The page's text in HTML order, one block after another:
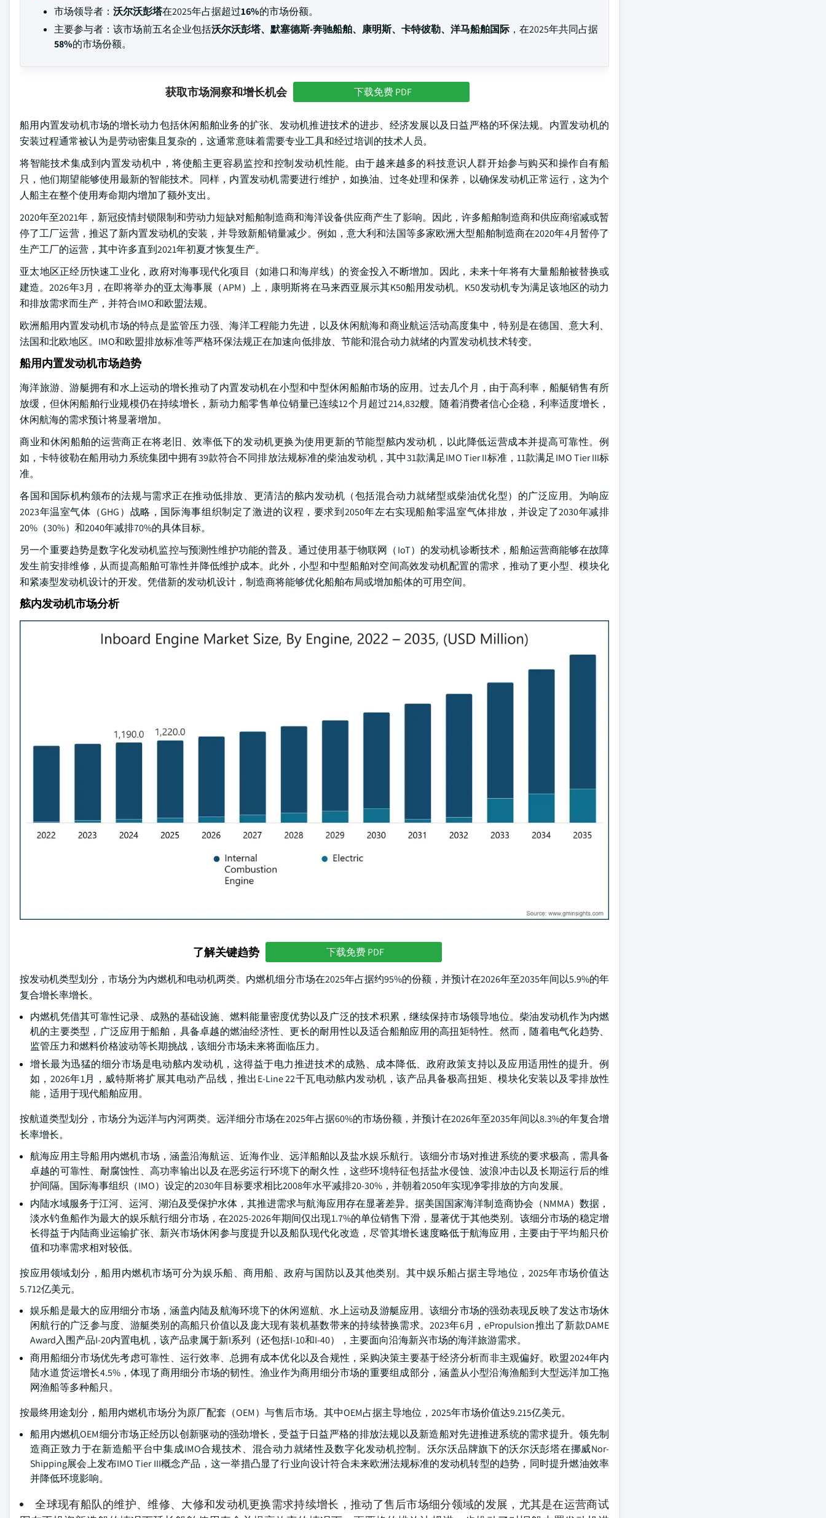
市场领导者： 沃尔沃彭塔在2025年占据超过16%的市场份额。
主要参与者：该市场前五名企业包括沃尔沃彭塔、默塞德斯-奔驰船舶、康明斯、卡特彼勒、洋马船舶国际 ，在2025年共同占据
58%的市场份额。
获取市场洞察和增长机会 下载免费 PDF
船用内置发动机市场的增长动力包括休闲船舶业务的扩张、发动机推进技术的进步、经济发展以及日益严格的环保法规。内置发动机的
安装过程通常被认为是劳动密集且复杂的，这通常意味着需要专业工具和经过培训的技术人员。
将智能技术集成到内置发动机中，将使船主更容易监控和控制发动机性能。由于越来越多的科技意识人群开始参与购买和操作自有船
只，他们期望能够使用最新的智能技术。同样，内置发动机需要进行维护，如换油、过冬处理和保养，以确保发动机正常运行，这为个
人船主在整个使用寿命期内增加了额外支出。
2020年至2021年，新冠疫情封锁限制和劳动力短缺对船舶制造商和海洋设备供应商产生了影响。因此，许多船舶制造商和供应商缩减或暂
停了工厂运营，推迟了新内置发动机的安装，并导致新船销量减少。例如，意大利和法国等多家欧洲大型船舶制造商在2020年4月暂停了
生产工厂的运营，其中许多直到2021年初夏才恢复生产。
亚太地区正经历快速工业化，政府对海事现代化项目（如港口和海岸线）的资金投入不断增加。因此，未来十年将有大量船舶被替换或
建造。2026年3月，在即将举办的亚太海事展（APM）上，康明斯将在马来西亚展示其K50船用发动机。K50发动机专为满足该地区的动力
和排放需求而生产，并符合IMO和欧盟法规。
欧洲船用内置发动机市场的特点是监管压力强、海洋工程能力先进，以及休闲航海和商业航运活动高度集中，特别是在德国、意大利、
法国和北欧地区。IMO和欧盟排放标准等严格环保法规正在加速向低排放、节能和混合动力就绪的内置发动机技术转变。
船用内置发动机市场趋势
海洋旅游、游艇拥有和水上运动的增长推动了内置发动机在小型和中型休闲船舶市场的应用。过去几个月，由于高利率，船艇销售有所
放缓，但休闲船舶行业规模仍在持续增长，新动力船零售单位销量已连续12个月超过214,832艘。随着消费者信心企稳，利率适度增长，
休闲航海的需求预计将显著增加。
商业和休闲船舶的运营商正在将老旧、效率低下的发动机更换为使用更新的节能型舷内发动机，以此降低运营成本并提高可靠性。例
如，卡特彼勒在船用动力系统集团中拥有39款符合不同排放法规标准的柴油发动机，其中31款满足IMO Tier II标准，11款满足IMO Tier III标
准。
各国和国际机构颁布的法规与需求正在推动低排放、更清洁的舷内发动机（包括混合动力就绪型或柴油优化型）的广泛应用。为响应
2023年温室气体（GHG）战略，国际海事组织制定了激进的议程，要求到2050年左右实现船舶零温室气体排放，并设定了2030年减排
20%（30%）和2040年减排70%的具体目标。
另一个重要趋势是数字化发动机监控与预测性维护功能的普及。通过使用基于物联网（IoT）的发动机诊断技术，船舶运营商能够在故障
发生前安排维修，从而提高船舶可靠性并降低维护成本。此外，小型和中型船舶对空间高效发动机配置的需求，推动了更小型、模块化
和紧凑型发动机设计的开发。凭借新的发动机设计，制造商将能够优化船舶布局或增加船体的可用空间。
舷内发动机市场分析
了解关键趋势 下载免费 PDF
按发动机类型划分，市场分为内燃机和电动机两类。内燃机细分市场在2025年占据约95%的份额，并预计在2026年至2035年间以5.9%的年
复合增长率增长。
内燃机凭借其可靠性记录、成熟的基础设施、燃料能量密度优势以及广泛的技术积累，继续保持市场领导地位。柴油发动机作为内燃
机的主要类型，广泛应用于船舶，具备卓越的燃油经济性、更长的耐用性以及适合船舶应用的高扭矩特性。然而，随着电气化趋势、
监管压力和燃料价格波动等长期挑战，该细分市场未来将面临压力。
增长最为迅猛的细分市场是电动舷内发动机，这得益于电力推进技术的成熟、成本降低、政府政策支持以及应用适用性的提升。例
如，2026年1月，威特斯将扩展其电动产品线，推出E-Line 22千瓦电动舷内发动机，该产品具备极高扭矩、模块化安装以及零排放性
能，适用于现代船舶应用。
按航道类型划分，市场分为远洋与内河两类。远洋细分市场在2025年占据60%的市场份额，并预计在2026年至2035年间以8.3%的年复合增
长率增长。
航海应用主导船用内燃机市场，涵盖沿海航运、近海作业、远洋船舶以及盐水娱乐航行。该细分市场对推进系统的要求极高，需具备
卓越的可靠性、耐腐蚀性、高功率输出以及在恶劣运行环境下的耐久性，这些环境特征包括盐水侵蚀、波浪冲击以及长期运行后的维
护间隔。国际海事组织（IMO）设定的2030年目标要求相比2008年水平减排20-30%，并朝着2050年实现净零排放的方向发展。
内陆水域服务于江河、运河、湖泊及受保护水体，其推进需求与航海应用存在显著差异。据美国国家海洋制造商协会（NMMA）数据，
淡水钓鱼船作为最大的娱乐航行细分市场，在2025-2026年期间仅出现1.7%的单位销售下滑，显著优于其他类别。该细分市场的稳定增
长得益于内陆商业运输扩张、新兴市场休闲参与度提升以及船队现代化改造，尽管其增长速度略低于航海应用，主要由于平均船只价
值和功率需求相对较低。
按应用领域划分，船用内燃机市场可分为娱乐船、商用船、政府与国防以及其他类别。其中娱乐船占据主导地位，2025年市场价值达
5.712亿美元。
娱乐船是最大的应用细分市场，涵盖内陆及航海环境下的休闲巡航、水上运动及游艇应用。该细分市场的强劲表现反映了发达市场休
闲航行的广泛参与度、游艇类别的高船只价值以及庞大现有装机基数带来的持续替换需求。2023年6月，ePropulsion推出了新款DAME
Award入围产品I-20内置电机，该产品隶属于新I系列（还包括I-10和I-40），主要面向沿海新兴市场的海洋旅游需求。
商用船细分市场优先考虑可靠性、运行效率、总拥有成本优化以及合规性，采购决策主要基于经济分析而非主观偏好。欧盟2024年内
陆水道货运增长4.5%，体现了商用细分市场的韧性。渔业作为商用细分市场的重要组成部分，涵盖从小型沿海渔船到大型远洋加工拖
网渔船等多种船只。
按最终用途划分，船用内燃机市场分为原厂配套（OEM）与售后市场。其中OEM占据主导地位，2025年市场价值达9.215亿美元。
船用内燃机OEM细分市场正经历以创新驱动的强劲增长，受益于日益严格的排放法规以及新造船对先进推进系统的需求提升。领先制
造商正致力于在新造船平台中集成IMO合规技术、混合动力就绪性及数字化发动机控制。沃尔沃品牌旗下的沃尔沃彭塔在挪威Nor-
Shipping展会上发布IMO Tier III概念产品，这一举措凸显了行业向设计符合未来欧洲法规标准的发动机转型的趋势，同时提升燃油效率
并降低环境影响。
全球现有船队的维护、维修、大修和发动机更换需求持续增长，推动了售后市场细分领域的发展，尤其是在运营商试